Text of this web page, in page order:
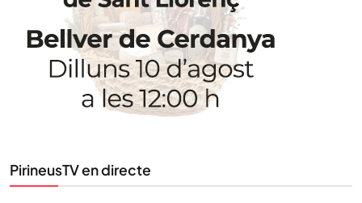
PirineusTV en directe